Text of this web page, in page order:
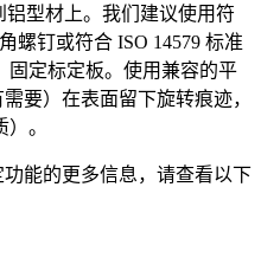
型材上。我们建议使用符
螺钉或符合 ISO 14579 标准
固定标定板。使用兼容的平
要）在表面留下旋转痕迹，
。
能的更多信息，请查看以下